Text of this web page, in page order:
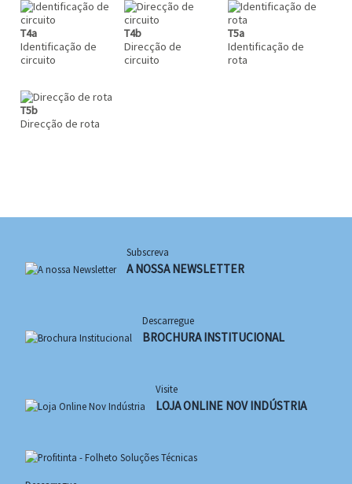
T4a
Identificação de
circuito
T4b
Direcção de
circuito
T5a
Identificação de
rota
T5b
Direcção de rota
Subscreva
A NOSSA NEWSLETTER
Descarregue
BROCHURA INSTITUCIONAL
Visite
LOJA ONLINE NOV INDÚSTRIA